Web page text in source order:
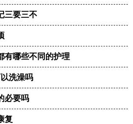
三要三不
有哪些不同的护理
洗澡吗
必要吗
复